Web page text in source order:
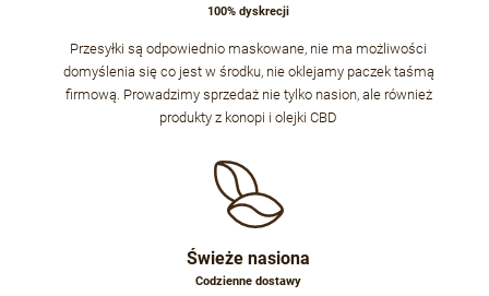
100% dyskrecji
Przesyłki są odpowiednio maskowane, nie ma możliwości
domyślenia się co jest w środku, nie oklejamy paczek taśmą
firmową. Prowadzimy sprzedaż nie tylko nasion, ale również
produkty z konopi i olejki CBD
Świeże nasiona
Codzienne dostawy